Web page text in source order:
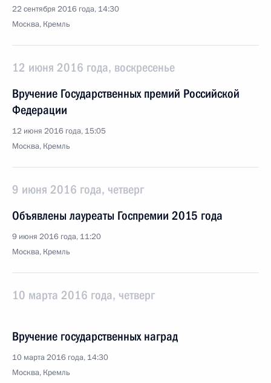
22 сентября 2016 года, 14:30
Москва, Кремль
12 июня 2016 года, воскресенье
Вручение Государственных премий Российской
Федерации
12 июня 2016 года, 15:05
Москва, Кремль
9 июня 2016 года, четверг
Объявлены лауреаты Госпремии 2015 года
9 июня 2016 года, 11:20
Москва, Кремль
10 марта 2016 года, четверг
Вручение государственных наград
10 марта 2016 года, 14:30
Москва, Кремль